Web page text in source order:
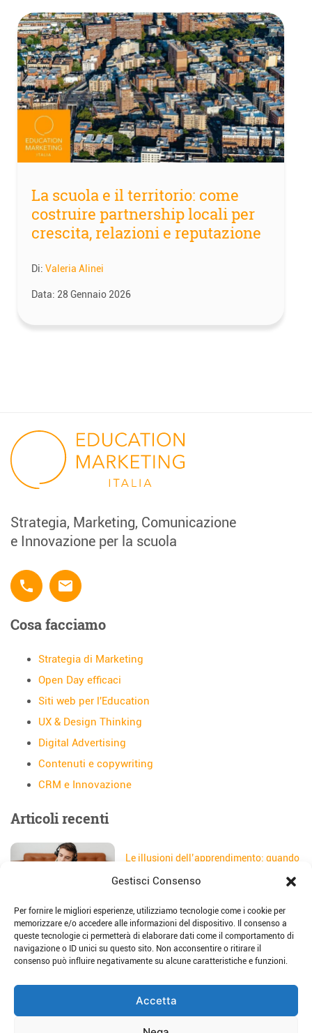
Gestisci Consenso
Per fornire le migliori esperienze, utilizziamo tecnologie come i cookie per
memorizzare e/o accedere alle informazioni del dispositivo. Il consenso a
queste tecnologie ci permetterà di elaborare dati come il comportamento di
navigazione o ID unici su questo sito. Non acconsentire o ritirare il
consenso può influire negativamente su alcune caratteristiche e funzioni.
Accetta
La scuola e il territorio: come
costruire partnership locali per
crescita, relazioni e reputazione
Di: Valeria Alinei
Data: 28 Gennaio 2026
Strategia, Marketing, Comunicazione
e Innovazione per la scuola
phone email
Cosa facciamo
Strategia di Marketing
Open Day efficaci
Siti web per l'Education
UX & Design Thinking
Digital Advertising
Contenuti e copywriting
CRM e Innovazione
Articoli recenti
Le illusioni dell’apprendimento: quando
Data:5 Agosto 2026
Il sito web della scuola: come
trasformarlo in uno strumento di
storytelling e comunicazione
Data:28 Luglio 2026
Place-based education: dalla teoria alla
pratica per imparare sul territorio
Data:23 Luglio 2026